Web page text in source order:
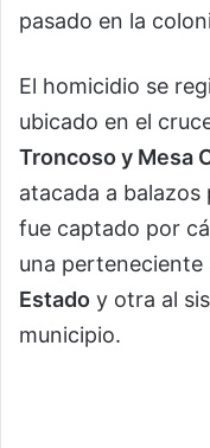
pasado en la
El homicidio se
ubicado en el
Troncoso y Mesa
atacada a balazos
fue captado por
una perteneciente
Estado y otra al
municipio.